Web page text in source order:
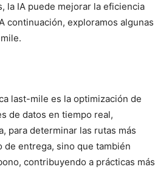
la IA puede mejorar la eficiencia
continuación, exploramos algunas
last-mile es la optimización de
de datos en tiempo real,
para determinar las rutas más
entrega, sino que también
contribuyendo a prácticas más